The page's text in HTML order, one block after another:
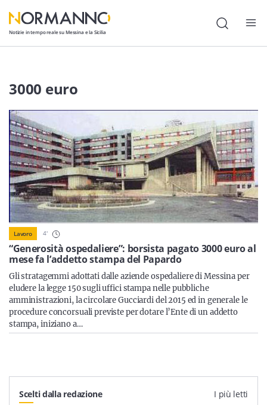
Notizie in tempo reale su Messina e la Sicilia
Politica
Cultura
Lavoro
Società
Economia
Sport
Sicilia
Servizi
Resta sempre aggiornato con le ultime news, iscriviti alla
3000 euro
“Generosità ospedaliere”: borsista pagato 3000 euro al
mese fa l’addetto stampa del Papardo
Lavoro 4'
Gli stratagemmi adottati dalle aziende ospedaliere di Messina per
eludere la legge 150 sugli uffici stampa nelle pubbliche
amministrazioni, la circolare Gucciardi del 2015 ed in generale le
procedure concorsuali previste per dotare l’Ente di un addetto
stampa, iniziano a…
Scelti dalla redazione I più letti